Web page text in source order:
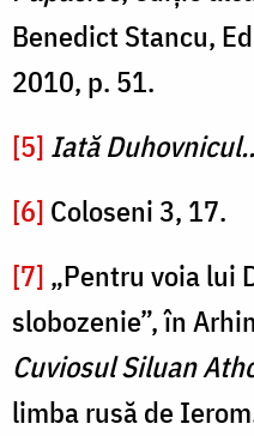
Benedict Stancu,
2010, p. 51.
[5] Iată
[6] Coloseni 3, 17.
[7] „Pentru voia lui
slobozenie”, în
Cuviosul Siluan
limba rusă de